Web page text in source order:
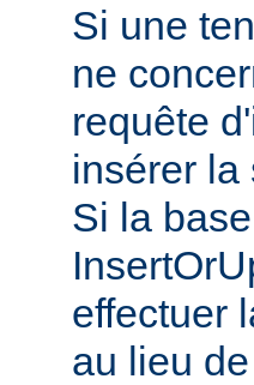
Si une
ne
requête
insérer la
Si la
effectuer
au lieu